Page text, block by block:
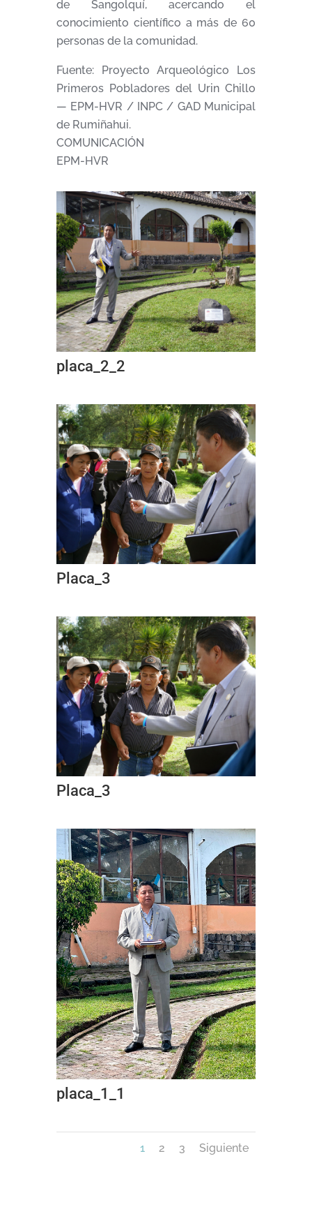
de Sangolquí, acercando el
conocimiento científico a más de 60
personas de la comunidad.
Fuente: Proyecto Arqueológico Los
Primeros Pobladores del Urin Chillo
— EPM-HVR / INPC / GAD Municipal
de Rumiñahui.
COMUNICACIÓN
EPM-HVR
placa_2_2
Placa_3
Placa_3
placa_1_1
1 2 3 Siguiente